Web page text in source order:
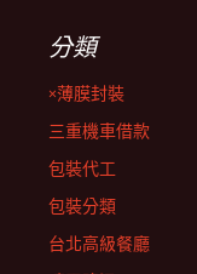
分類
×薄膜封裝
三重機車借款
包裝代工
包裝分類
台北高級餐廳